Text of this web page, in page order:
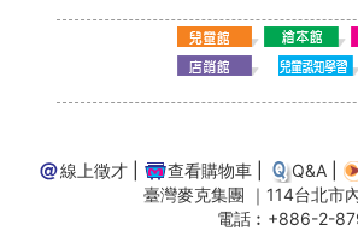
線上徵才 查看購物車 Q&A
臺灣麥克集團 ｜114台北
電話︰+886-2-